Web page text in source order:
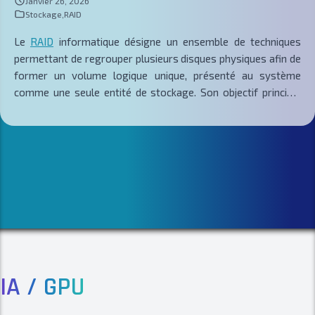
À l’inverse, le RAID logiciel s’appuie sur la puissance
croissante des processeurs et
Stockage RAID
Le RAID informatique désigne un ensemble de techniques
permettant de regrouper plusieurs disques physiques afin de
former un volume logique unique, présenté au système
comme une seule entité de stockage. Son objectif principal
utilisé, les performances d’accès ou la tolérance aux pannes
à une idée répandue, le RAID ne constitue pas une solution de
ou plusieurs disques. Comprendre ses principes, ses niveaux,
ses limites et son positionnement réel est indispensable pour
IA / GPU